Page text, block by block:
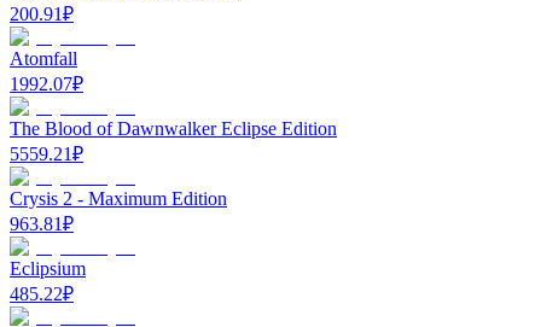
200.91₽
Atomfall
1992.07₽
The Blood of Dawnwalker Eclipse Edition
5559.21₽
Crysis 2 - Maximum Edition
963.81₽
Eclipsium
485.22₽